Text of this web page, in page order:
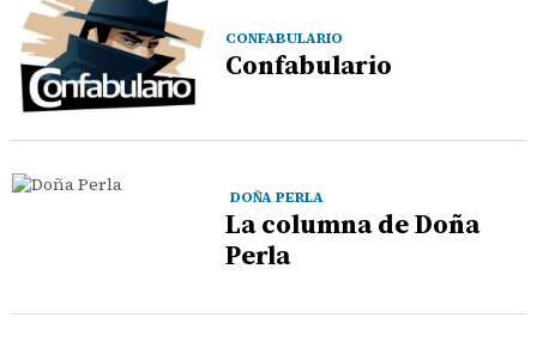
CONFABULARIO
Confabulario
DOÑA PERLA
La columna de Doña
Perla